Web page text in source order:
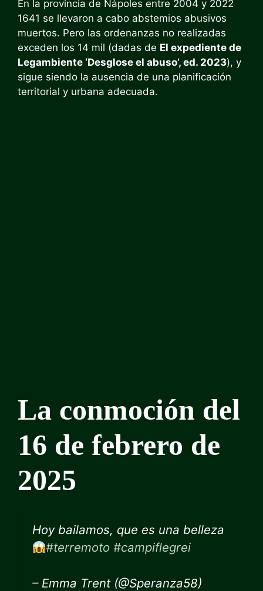
En la provincia de Nápoles entre 2004 y 2022
1641 se llevaron a cabo abstemios abusivos
muertos. Pero las ordenanzas no realizadas
exceden los 14 mil (dadas de El expediente de
Legambiente ‘Desglose el abuso’, ed. 2023), y
sigue siendo la ausencia de una planificación
territorial y urbana adecuada.
La conmoción del
16 de febrero de
2025
Hoy bailamos, que es una belleza
#terremoto #campiflegrei
– Emma Trent (@Speranza58)